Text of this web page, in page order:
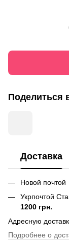
Поделиться
Доставка
Новой
Укрпочтой
1200 грн.
Адресную
Подробнее о